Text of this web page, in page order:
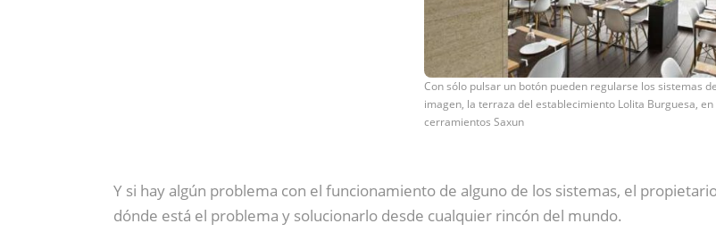
Con sólo pulsar un botón pueden regularse los sistemas
imagen, la terraza del establecimiento Lolita Burguesa,
cerramientos Saxun
Y si hay algún problema con el funcionamiento de alguno de los sistemas, el
dónde está el problema y solucionarlo desde cualquier rincón del mundo.